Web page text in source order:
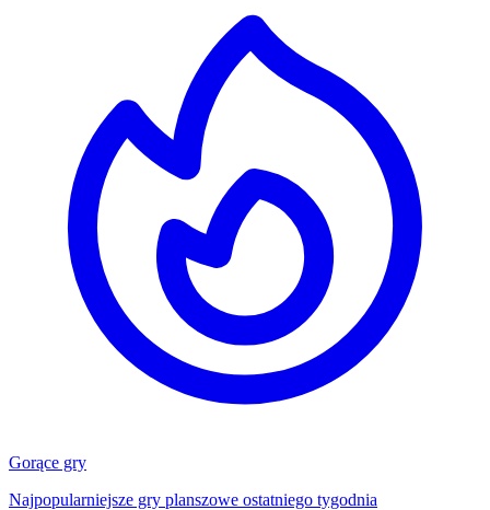
Gorące gry
Najpopularniejsze gry planszowe ostatniego tygodnia